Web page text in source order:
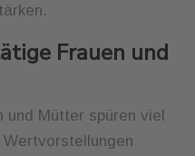
Frauen und
und Mütter spüren viel